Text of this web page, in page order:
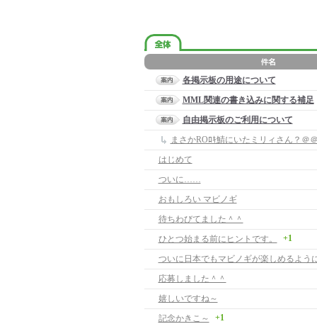
各掲示板の用途について
MML関連の書き込みに関する補足
自由掲示板のご利用について
まさかROﾛｷ鯖にいたミリィさん？＠
はじめて
ついに……
おもしろい マビノギ
待ちわびてました＾＾
ひとつ始まる前にヒントです。
+1
応募しました＾＾
嬉しいですね～
記念かきこ～
+1